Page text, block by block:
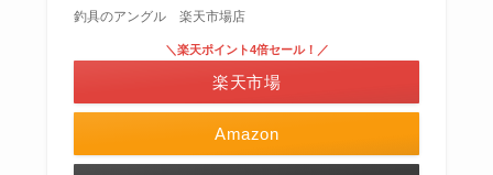
釣具のアングル 楽天市場店
Amazon
＼楽天ポイント4倍セール！／
楽天市場